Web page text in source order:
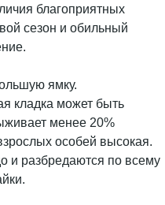
благоприятных
сезон и обильный
ямку.
кладка может быть
менее 20%
особей высокая.
и разбредаются по всему